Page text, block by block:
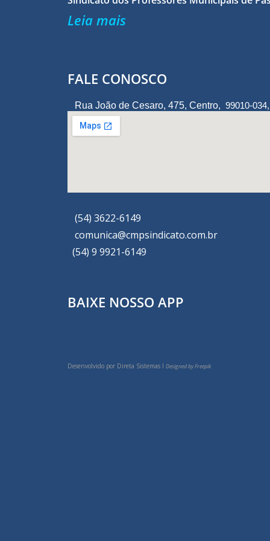
Leia mais
FALE CONOSCO
Rua João de Cesaro, 475, Centro, 99010-034,
(54) 3622-6149
comunica@cmpsindicato.com.br
(54) 9 9921-6149
BAIXE NOSSO APP
Desenvolvido por Direta Sistemas I Designed by Freepik